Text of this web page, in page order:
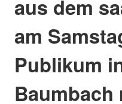
aus dem
am
Publikum